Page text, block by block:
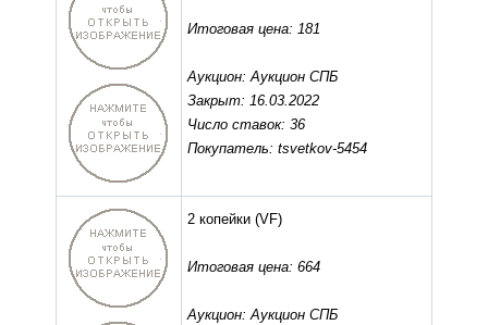
Итоговая цена: 181
Аукцион: Аукцион СПБ
Закрыт: 16.03.2022
Число ставок: 36
Покупатель: tsvetkov-5454
2 копейки (VF)
Итоговая цена: 664
Аукцион: Аукцион СПБ